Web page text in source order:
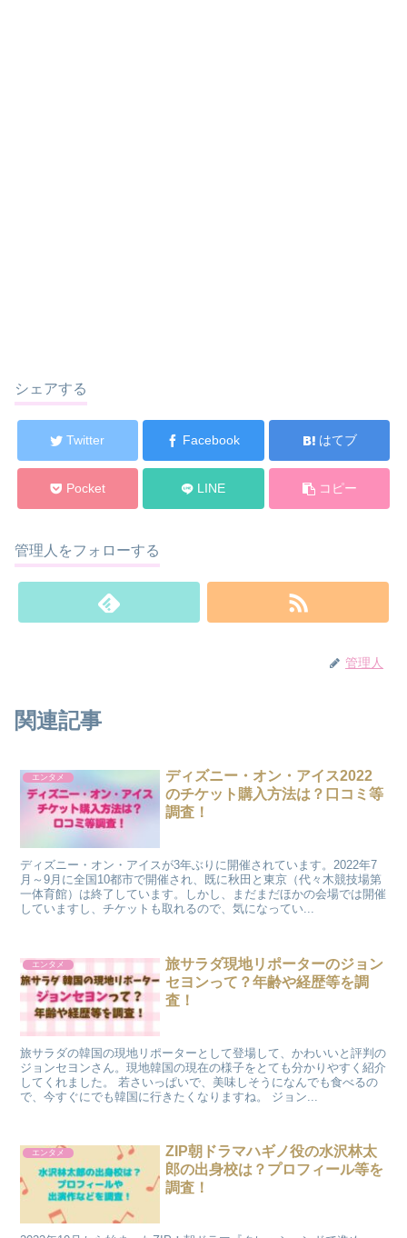
シェアする
Twitter Facebook はてブ
Pocket LINE コピー
管理人をフォローする
管理人
関連記事
エンタメ
ディズニー・オン・アイス2022
のチケット購入方法は？口コミ等
調査！
ディズニー・オン・アイスが3年ぶりに開催されています。2022年7
月～9月に全国10都市で開催され、既に秋田と東京（代々木競技場第
一体育館）は終了しています。しかし、まだまだほかの会場では開催
していますし、チケットも取れるので、気になってい...
エンタメ
旅サラダ現地リポーターのジョン
セヨンって？年齢や経歴等を調
査！
旅サラダの韓国の現地リポーターとして登場して、かわいいと評判の
ジョンセヨンさん。現地韓国の現在の様子をとても分かりやすく紹介
してくれました。 若さいっぱいで、美味しそうになんでも食べるの
で、今すぐにでも韓国に行きたくなりますね。 ジョン...
エンタメ
ZIP朝ドラマハギノ役の水沢林太
郎の出身校は？プロフィール等を
調査！